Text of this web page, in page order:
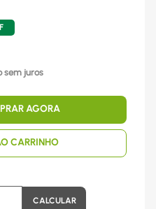
sem juros
AGORA
CARRINHO